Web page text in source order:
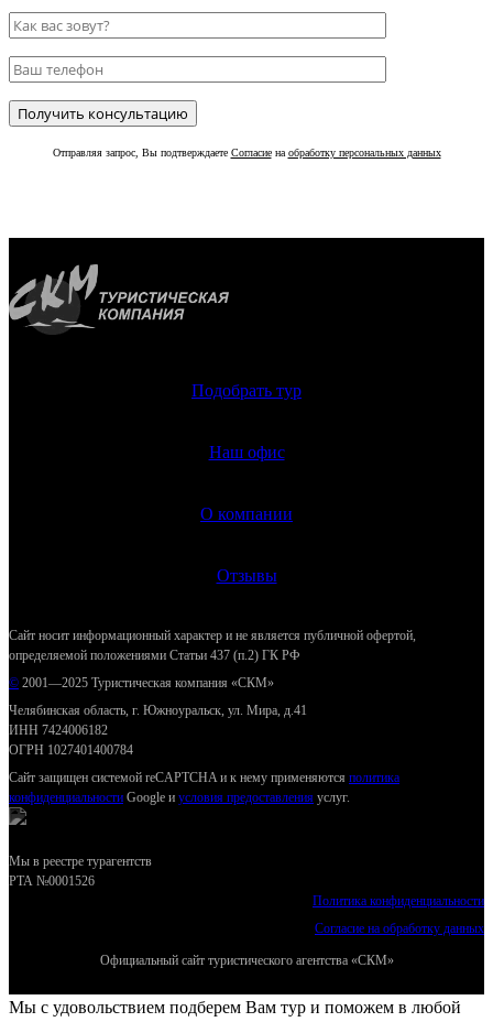
Отправляя запрос, Вы подтверждаете Согласиена обработку персональных данных
Подобрать тур
Наш офис
О компании
Отзывы
Сайт носит информационный характер и не является публичной офертой,
определяемой положениями Статьи 437 (п.2) ГК РФ
© 2001—2025 Туристическая компания «СКМ»
Челябинская область, г. Южноуральск, ул. Мира, д.41
ИНН 7424006182
ОГРН 1027401400784
Сайт защищен системой reCAPTCHA и к нему применяются политика
конфиденциальности Google и условия предоставления услуг.
Мы в реестре турагентств
РТА №0001526
Политика конфиденциальности
Согласие на обработку данных
Официальный сайт туристического агентства «СКМ»
Мы с удовольствием подберем Вам тур и поможем в любой